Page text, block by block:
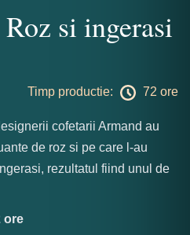
si ingerasi
Timp productie: 72 ore
cofetarii Armand au
de roz si pe care l-au
rezultatul fiind unul de
ore